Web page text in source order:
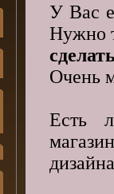
У Вас
Нужно
Очень
Есть